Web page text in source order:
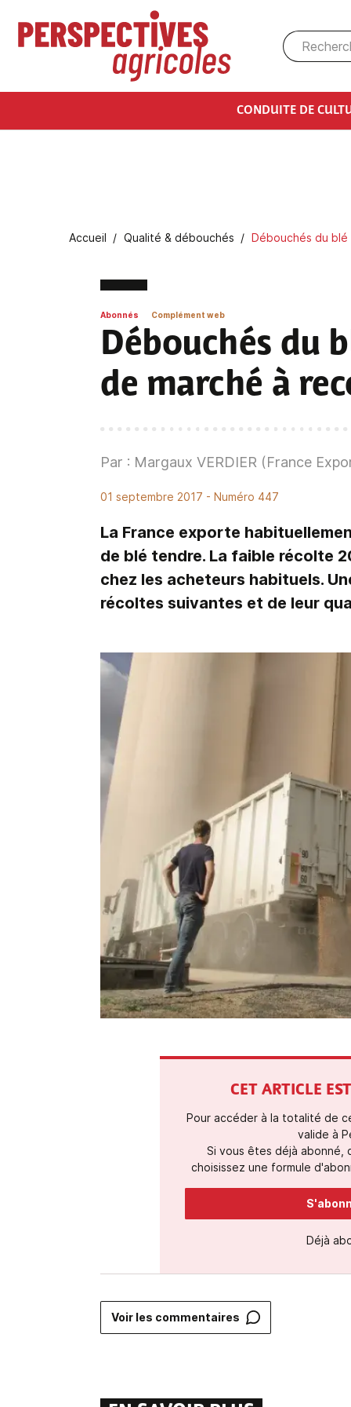
Aller au contenu principal
CONDUITE DE
Fil d'Ariane
Accueil Qualité & débouchés Débouchés du
Abonnés Complément web
Débouchés du
de marché à
Par : Margaux VERDIER (France
01 septembre 2017 - Numéro 447
La France exporte
de blé tendre. La faible récolte
chez les acheteurs habituels.
récoltes suivantes et de leur
CET ARTICLE
Pour accéder à la totalité de
valide à
Si vous êtes déjà abonné,
choisissez une formule
Déjà
Voir les commentaires